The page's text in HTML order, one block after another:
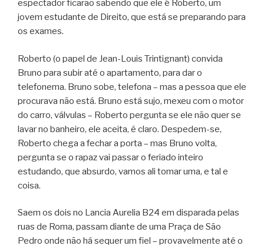
espectador ficarão sabendo que ele é Roberto, um
jovem estudante de Direito, que está se preparando para
os exames.
Roberto (o papel de Jean-Louis Trintignant) convida
Bruno para subir até o apartamento, para dar o
telefonema. Bruno sobe, telefona – mas a pessoa que ele
procurava não está. Bruno está sujo, mexeu com o motor
do carro, válvulas – Roberto pergunta se ele não quer se
lavar no banheiro, ele aceita, é claro. Despedem-se,
Roberto chega a fechar a porta – mas Bruno volta,
pergunta se o rapaz vai passar o feriado inteiro
estudando, que absurdo, vamos ali tomar uma, e tal e
coisa.
Saem os dois no Lancia Aurelia B24 em disparada pelas
ruas de Roma, passam diante de uma Praça de São
Pedro onde não há sequer um fiel – provavelmente até o